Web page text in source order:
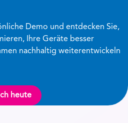
Demo und entdecken Sie,
Ihre Geräte besser
nachhaltig weiterentwickeln
heute